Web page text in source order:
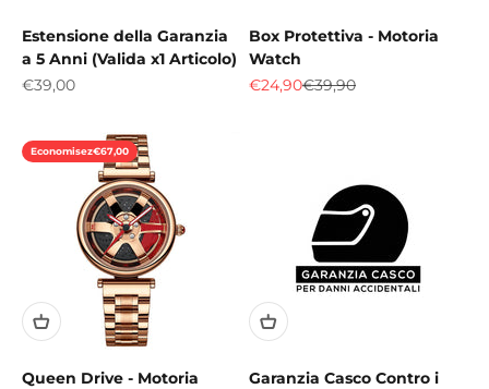
Estensione della Garanzia
a 5 Anni (Valida x1 Articolo)
Prix de vente
€39,00
Box Protettiva - Motoria
Watch
Prix de vente
€24,90Prix normal
€39,90
Economisez€67,00
Queen Drive - Motoria
Garanzia Casco Contro i